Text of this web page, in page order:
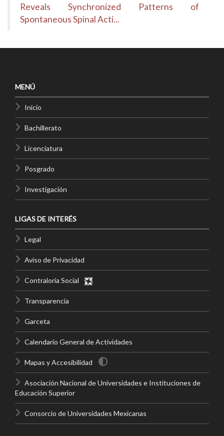
Reveals Synchronized Patterns of
Spontaneous Spinal Acti...
MENÚ
Inicio
Bachillerato
Licenciatura
Posgrado
Investigación
LIGAS DE INTERÉS
Legal
Aviso de Privacidad
Contraloría Social
Transparencia
Garceta
Calendario General de Actividades
Mapas y Accesibilidad
Asociación Nacional de Universidades e Instituciones de
Educación Superior
Consorcio de Universidades Mexicanas